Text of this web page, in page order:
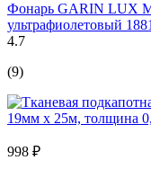
Фонарь GARIN LUX
ультрафиолетовый
4.7
(9)
998 ₽